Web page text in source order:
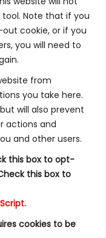
Note that if you
cookie, or if you
you will need to
from
you take here.
will also prevent
actions and
and other users.
this box to opt-
this box to
cookies to be
Sklepie